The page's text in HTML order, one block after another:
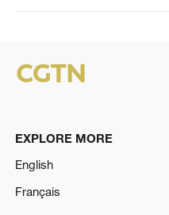
EXPLORE MORE
English
Français